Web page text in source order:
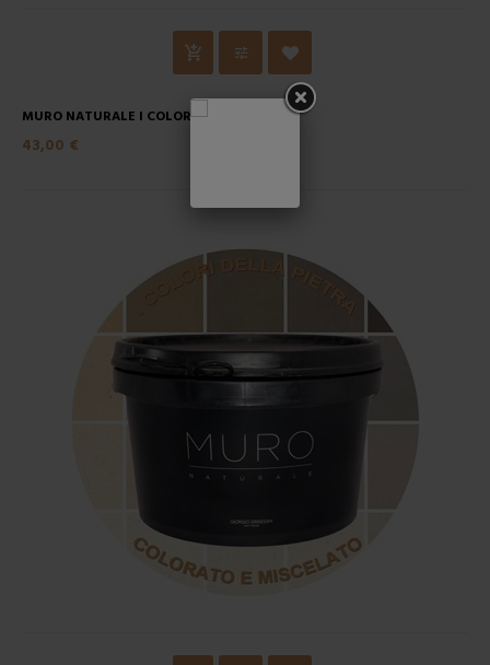
MURO NATURALE I COLORI...
43,00 €